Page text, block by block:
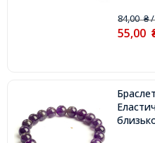
84,00₴/
55,00